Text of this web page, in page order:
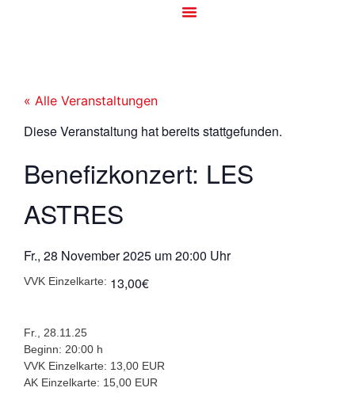
« Alle Veranstaltungen
Diese Veranstaltung hat bereits stattgefunden.
Benefizkonzert: LES
ASTRES
Fr., 28 November 2025 um20:00 Uhr
VVK Einzelkarte: 13,00€
Fr., 28.11.25
Beginn: 20:00 h
VVK Einzelkarte: 13,00 EUR
AK Einzelkarte: 15,00 EUR